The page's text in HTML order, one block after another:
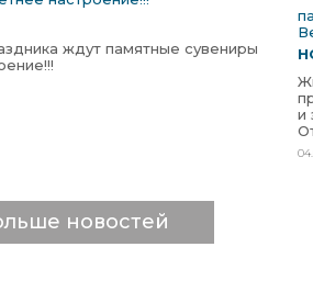
ждут памятные сувениры
и
новостей